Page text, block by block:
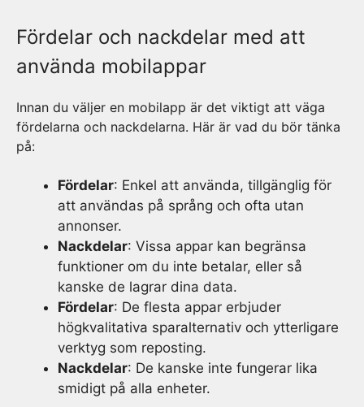
Fördelar och nackdelar med att
använda mobilappar
Innan du väljer en mobilapp är det viktigt att väga
fördelarna och nackdelarna. Här är vad du bör tänka
på:
Fördelar: Enkel att använda, tillgänglig för
att användas på språng och ofta utan
annonser.
Nackdelar: Vissa appar kan begränsa
funktioner om du inte betalar, eller så
kanske de lagrar dina data.
Fördelar: De flesta appar erbjuder
högkvalitativa sparalternativ och ytterligare
verktyg som reposting.
Nackdelar: De kanske inte fungerar lika
smidigt på alla enheter.